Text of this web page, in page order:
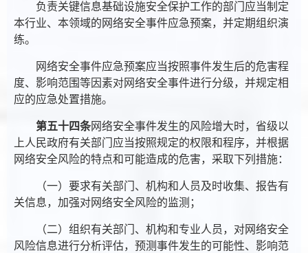
负责关键信息基础设施安全保护工作的部门应当制定
本行业、本领域的网络安全事件应急预案，并定期组织演
练。
网络安全事件应急预案应当按照事件发生后的危害程
度、影响范围等因素对网络安全事件进行分级，并规定相
应的应急处置措施。
第五十四条网络安全事件发生的风险增大时，省级以
上人民政府有关部门应当按照规定的权限和程序，并根据
网络安全风险的特点和可能造成的危害，采取下列措施：
（一）要求有关部门、机构和人员及时收集、报告有
关信息，加强对网络安全风险的监测；
（二）组织有关部门、机构和专业人员，对网络安全
风险信息进行分析评估，预测事件发生的可能性、影响范